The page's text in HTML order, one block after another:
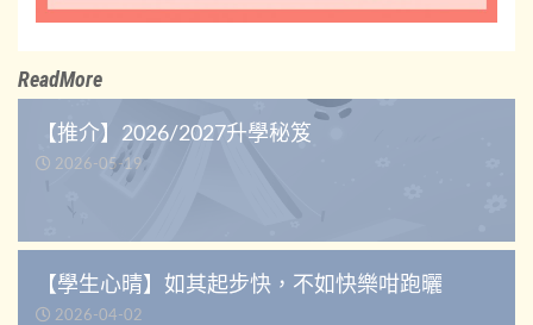
ReadMore
【推介】2026/2027升學秘笈
2026-05-19
【學生心晴】如其起步快，不如快樂咁跑曬
2026-04-02